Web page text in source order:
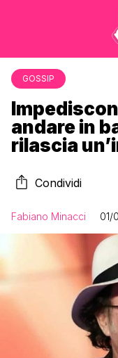
GOSSIP
andare in
rilascia
Condividi
Fabiano Minacci 01/